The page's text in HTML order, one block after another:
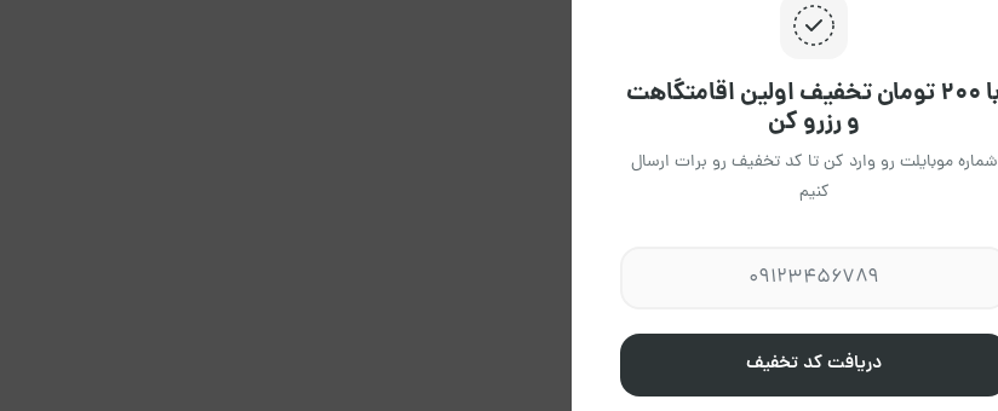
با ۲۰۰ تومان تخفیف اولین اقامتگاهت
و رزرو کن
شماره موبایلت رو وارد کن تا کد تخفیف رو برات ارسال
کنیم
دریافت کد تخفیف